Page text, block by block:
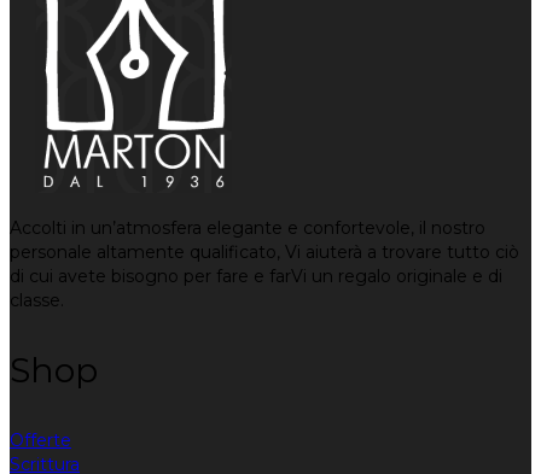
Accolti in un’atmosfera elegante e confortevole, il nostro
personale altamente qualificato, Vi aiuterà a trovare tutto ciò
di cui avete bisogno per fare e farVi un regalo originale e di
classe.
Shop
Offerte
Scrittura